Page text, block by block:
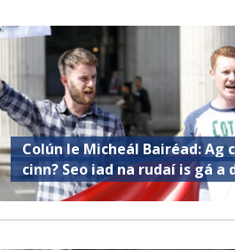
Colún le Micheál Bairéad: Ag
cinn? Seo iad na rudaí is gá a